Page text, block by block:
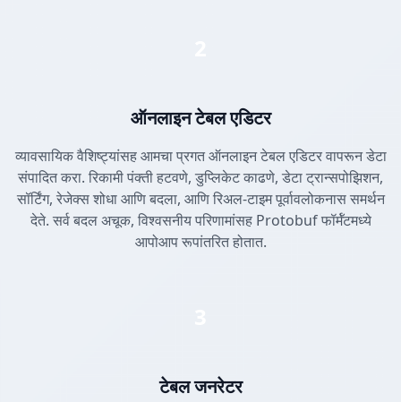
ऑनलाइन टेबल एडिटर
व्यावसायिक वैशिष्ट्यांसह आमचा प्रगत ऑनलाइन टेबल एडिटर वापरून डेटा
संपादित करा. रिकामी पंक्ती हटवणे, डुप्लिकेट काढणे, डेटा ट्रान्सपोझिशन,
सॉर्टिंग, रेजेक्स शोधा आणि बदला, आणि रिअल-टाइम पूर्वावलोकनास समर्थन
देते. सर्व बदल अचूक, विश्वसनीय परिणामांसह Protobuf फॉर्मॅटमध्ये
आपोआप रूपांतरित होतात.
टेबल जनरेटर